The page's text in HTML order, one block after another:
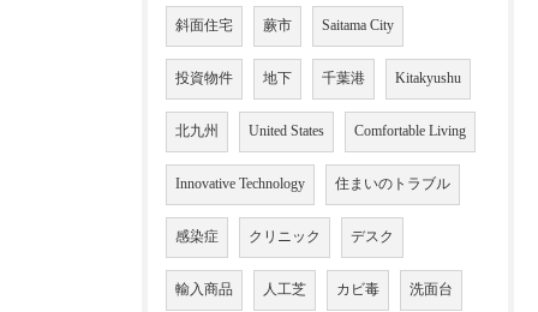
斜面住宅 蕨市 Saitama City
投資物件 地下 千葉港 Kitakyushu
北九州 United States Comfortable Living
Innovative Technology 住まいのトラブル
感染症 クリニック デスク
輸入商品 人工芝 カビ毒 洗面台